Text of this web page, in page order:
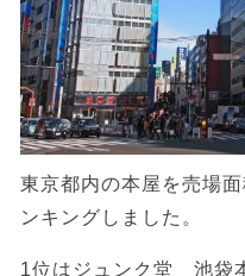
東京都内の本屋を売場
ンキングしました。
1位はジュンク堂 池袋